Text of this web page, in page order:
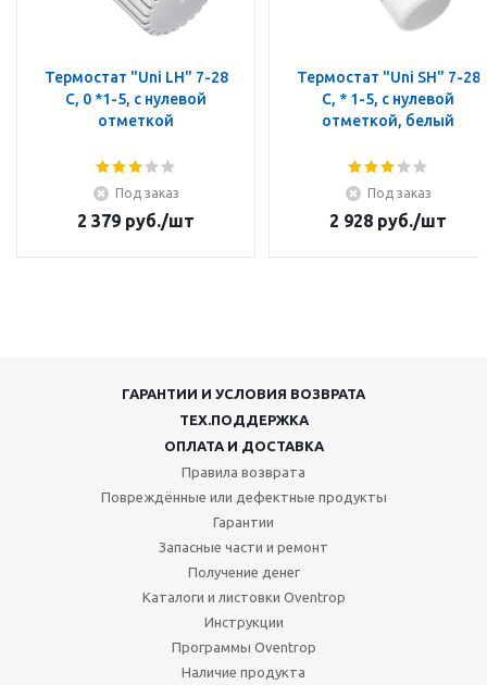
Термостат "Uni LH" 7-28
C, 0 *1-5, с нулевой
отметкой
Под заказ
2 379 руб./шт
Термостат "Uni SH" 7-28
C, * 1-5, с нулевой
отметкой, белый
Под заказ
2 928 руб./шт
ГАРАНТИИ И УСЛОВИЯ ВОЗВРАТА
ТЕХ.ПОДДЕРЖКА
ОПЛАТА И ДОСТАВКА
Правила возврата
Повреждённые или дефектные продукты
Гарантии
Запасные части и ремонт
Получение денег
Каталоги и листовки Oventrop
Инструкции
Программы Oventrop
Наличие продукта